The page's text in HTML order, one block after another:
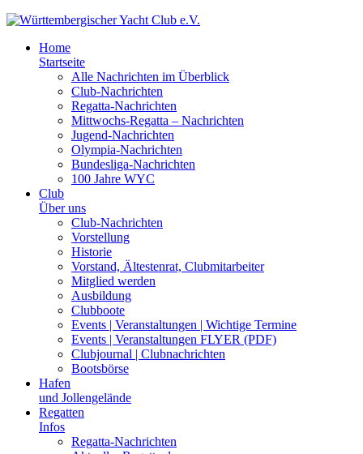
Home
Startseite
Alle Nachrichten im Überblick
Club-Nachrichten
Regatta-Nachrichten
Mittwochs-Regatta – Nachrichten
Jugend-Nachrichten
Olympia-Nachrichten
Bundesliga-Nachrichten
100 Jahre WYC
Club
Über uns
Club-Nachrichten
Vorstellung
Historie
Vorstand, Ältestenrat, Clubmitarbeiter
Mitglied werden
Ausbildung
Clubboote
Events | Veranstaltungen | Wichtige Termine
Events | Veranstaltungen FLYER (PDF)
Clubjournal | Clubnachrichten
Bootsbörse
Hafen
und Jollengelände
Regatten
Infos
Regatta-Nachrichten